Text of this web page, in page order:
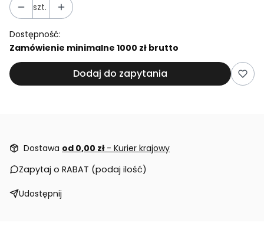
szt.
Dostępność:
Zamówienie minimalne 1000 zł brutto
Dodaj do zapytania
Dostawa od 0,00 zł - Kurier krajowy
Zapytaj o RABAT (podaj ilość)
Udostępnij